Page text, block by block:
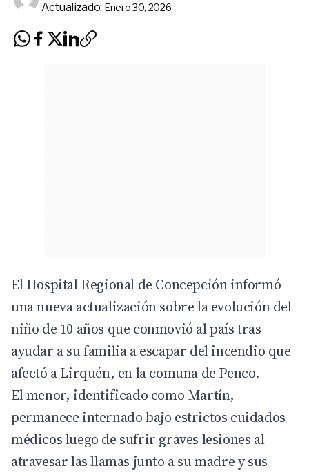
Actualizado: Enero 30, 2026
El Hospital Regional de Concepción informó
una nueva actualización sobre la evolución del
niño de 10 años que conmovió al país tras
ayudar a su familia a escapar del incendio que
afectó a Lirquén, en la comuna de Penco.
El menor, identificado como Martín,
permanece internado bajo estrictos cuidados
médicos luego de sufrir graves lesiones al
atravesar las llamas junto a su madre y sus